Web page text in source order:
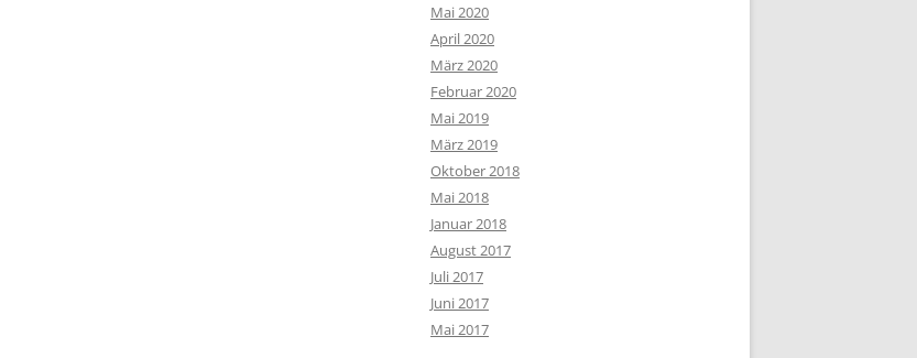
Mai 2020
April 2020
März 2020
Februar 2020
Mai 2019
März 2019
Oktober 2018
Mai 2018
Januar 2018
August 2017
Juli 2017
Juni 2017
Mai 2017